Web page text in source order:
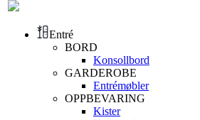
Entré
BORD
Konsollbord
GARDEROBE
Entrémøbler
OPPBEVARING
Kister